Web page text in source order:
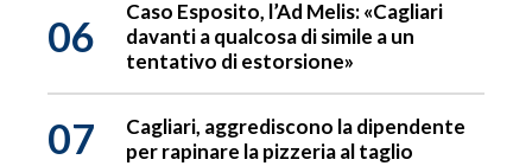
06
Caso Esposito, l’Ad Melis: «Cagliari
davanti a qualcosa di simile a un
tentativo di estorsione»
07
Cagliari, aggrediscono la dipendente
per rapinare la pizzeria al taglio